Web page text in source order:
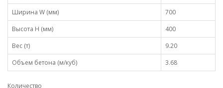
Ширина W (мм)
700
Высота H (мм)
400
Вес (т)
9.20
Объем бетона (м/куб)
3.68
Количество